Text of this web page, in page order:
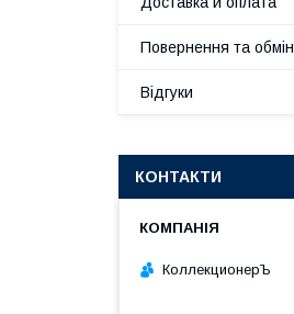
Повернення та обмін
Відгуки
КОНТАКТИ
КоллекционерЪ